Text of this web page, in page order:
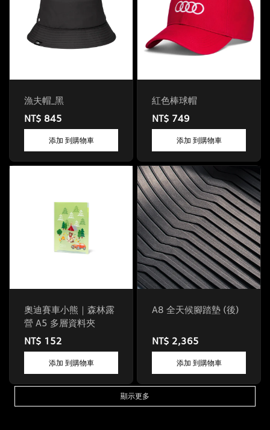
漁夫帽_黑
NT$ 845
添加 到購物車
紅色棒球帽
NT$ 749
添加 到購物車
奧迪賽車小熊｜森林露
營 A5 多層資料夾
NT$ 152
添加 到購物車
A8 全天候腳踏墊 (後)
NT$ 2,365
添加 到購物車
顯示更多